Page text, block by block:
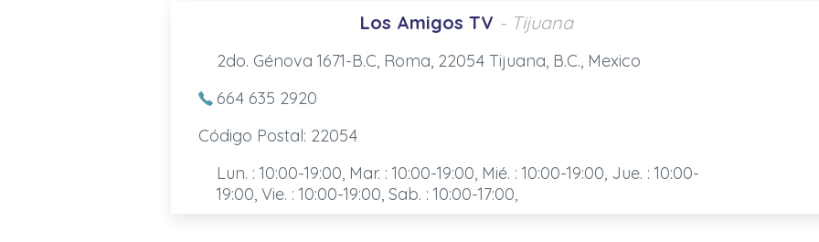
Los Amigos TV - Tijuana
2do. Génova 1671-B.C, Roma, 22054 Tijuana, B.C., Mexico
664 635 2920
Código Postal: 22054
Lun. : 10:00-19:00, Mar. : 10:00-19:00, Mié. : 10:00-19:00, Jue. : 10:00-
19:00, Vie. : 10:00-19:00, Sab. : 10:00-17:00,